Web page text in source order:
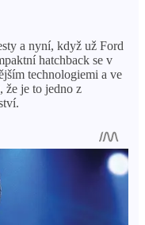
a nyní, když už Ford
hatchback se v
technologiemi a ve
že je to jedno z